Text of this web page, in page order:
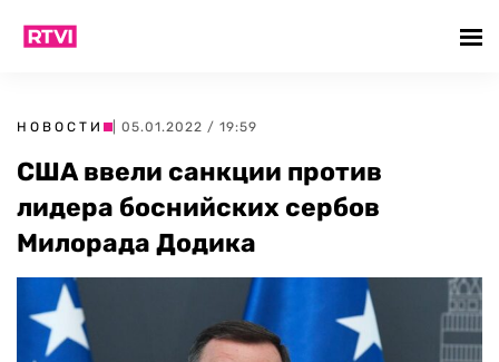
НОВОСТИ | 05.01.2022 / 19:59
США ввели санкции против
лидера боснийских сербов
Милорада Додика